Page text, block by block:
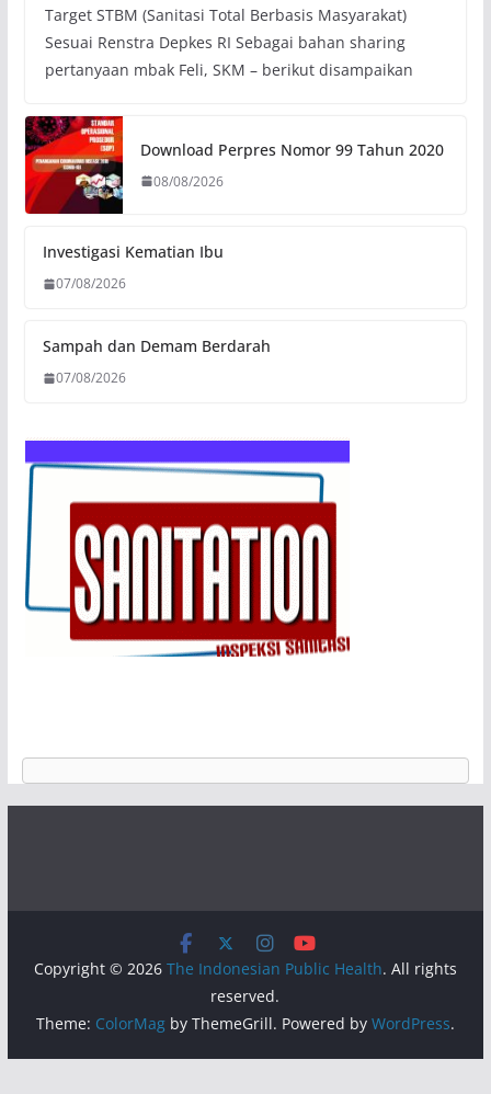
Target STBM (Sanitasi Total Berbasis Masyarakat)
Sesuai Renstra Depkes RI Sebagai bahan sharing
pertanyaan mbak Feli, SKM – berikut disampaikan
Download Perpres Nomor 99 Tahun 2020
08/08/2026
Investigasi Kematian Ibu
07/08/2026
Sampah dan Demam Berdarah
07/08/2026
Copyright © 2026 The Indonesian Public Health. All rights
reserved.
Theme: ColorMagby ThemeGrill. Powered by WordPress.